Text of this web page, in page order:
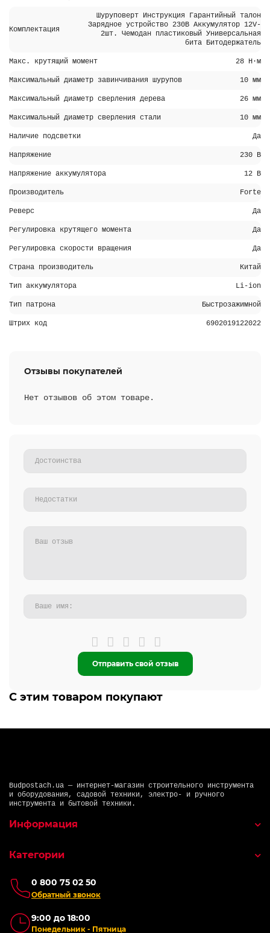
Комплектация
Шуруповерт Инструкция Гарантийный талон
Зарядное устройство 230В Аккумулятор 12V-
2шт. Чемодан пластиковый Универсальная
бита Битодержатель
Макс. крутящий момент 28 Н·м
Максимальный диаметр завинчивания шурупов 10 мм
Максимальный диаметр сверления дерева 26 мм
Максимальный диаметр сверления стали 10 мм
Наличие подсветки Да
Напряжение 230 В
Напряжение аккумулятора 12 В
Производитель Forte
Реверс Да
Регулировка крутящего момента Да
Регулировка скорости вращения Да
Страна производитель Китай
Тип аккумулятора Li-ion
Тип патрона Быстрозажимной
Штрих код 6902019122022
Отзывы покупателей
Нет отзывов об этом товаре.
Отправить свой отзыв
С этим товаром покупают
Budpostach.ua — интернет-магазин строительного инструмента
и оборудования, садовой техники, электро- и ручного
инструмента и бытовой техники.
0 800 75 02 50
Обратный звонок
9:00 до 18:00
Понедельник - Пятница
Информация
Категории